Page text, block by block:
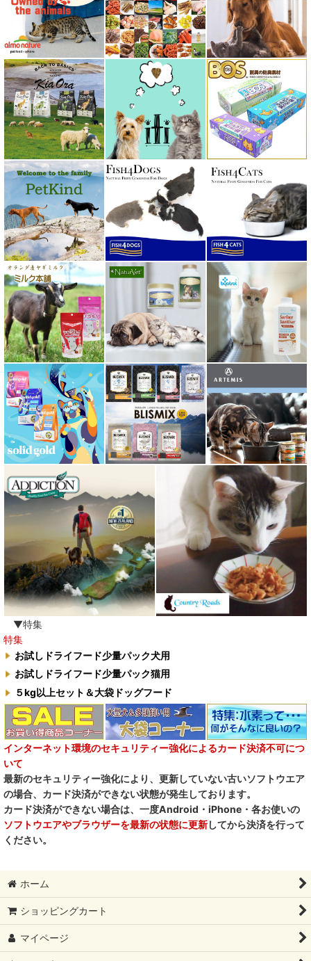
ベイリーコー Bailey+Co
ベッツソリューション VetSolution
ベッツラボ Vets Labo
ペットカインド PetKind
ペトコト PETOKOTO
ホワイトフォックス
ボンショーズペット bonnechose pet
ママクック
ミャウ MEOW
ミャオイングヘッズ MEOWING HEADS
ミルク本舗
ムーラムーラ Moora Moora
ルイトモ RUITOMO
ロザイボトル
ロッカ ROKKA
ワイルドランド Wildes Land
わんぽうやく
ナチュラル重曹 アイテム合同会社
水素シリーズ
臭わない袋BOS
自然流
M.Y Forest推奨品
フォルツァ10犬キャンペーン
一口笑 Ikkosho
デイリーディライト DAILY DELIGHT
RENA DOG レナドッグ
PetO’CERA ペットセラ
▼特集
特集
お試しドライフード少量パック犬用
お試しドライフード少量パック猫用
５kg以上セット＆大袋ドッグフード
インターネット環境のセキュリティー強化によるカード決済不可につ
いて
最新のセキュリティー強化により、更新していない古いソフトウエア
の場合、カード決済ができない状態が発生しております。
カード決済ができない場合は、一度Android・iPhone・各お使いの
ソフトウエアやブラウザーを最新の状態に更新してから決済を行って
ください。
ホーム
ショッピングカート
マイページ